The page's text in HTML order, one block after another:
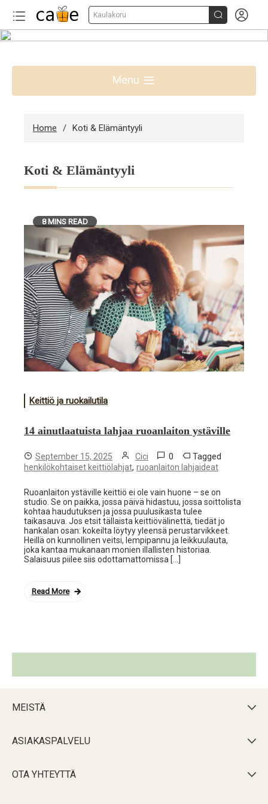
Kaulakoru  
content
Parhaat lahjaideat Suomessa
Menu
Home Koti & Elämäntyyli
Koti & Elämäntyyli
8 MINS READ
Keittiö ja ruokailutila
14 ainutlaatuista lahjaa ruoanlaiton ystäville
September 15, 2025 Cici 0 Tagged
henkilökohtaiset keittiölahjat, ruoanlaiton lahjaideat
Ruoanlaiton ystäville keittiö ei ole vain huone – se on
studio. Se on paikka, jossa päivä hidastuu, jossa soittolista
kohtaa haudutuksen ja jossa puulusikasta tulee
taikasauva. Jos etsit tällaista keittiövälinettä, tiedät jo
hankalan osan: kokeilta löytyy yleensä perustarvikkeet.
Heillä on kunnollinen veitsi, lempipannu ja leikkuulauta,
joka kantaa mukanaan monien illallisten historiaa.
Salaisuus piilee siis odottamattomissa […]
Read More
MEISTÄ 
ASIAKASPALVELU 
OTA YHTEYTTÄ 